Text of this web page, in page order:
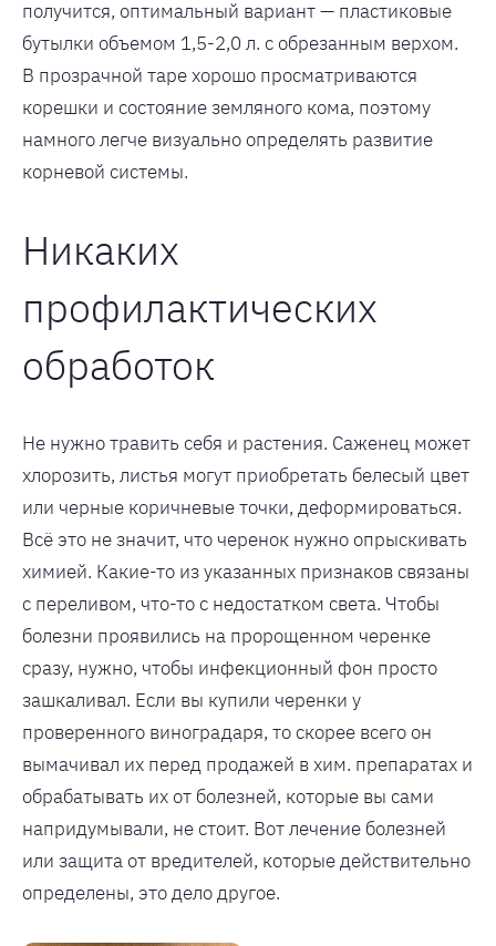
получится, оптимальный вариант — пластиковые
бутылки объемом 1,5-2,0 л. с обрезанным верхом.
В прозрачной таре хорошо просматриваются
корешки и состояние земляного кома, поэтому
намного легче визуально определять развитие
корневой системы.
Никаких
профилактических
обработок
Не нужно травить себя и растения. Саженец может
хлорозить, листья могут приобретать белесый цвет
или черные коричневые точки, деформироваться.
Всё это не значит, что черенок нужно опрыскивать
химией. Какие-то из указанных признаков связаны
с переливом, что-то с недостатком света. Чтобы
болезни проявились на пророщенном черенке
сразу, нужно, чтобы инфекционный фон просто
зашкаливал. Если вы купили черенки у
проверенного виноградаря, то скорее всего он
вымачивал их перед продажей в хим. препаратах и
обрабатывать их от болезней, которые вы сами
напридумывали, не стоит. Вот лечение болезней
или защита от вредителей, которые действительно
определены, это дело другое.